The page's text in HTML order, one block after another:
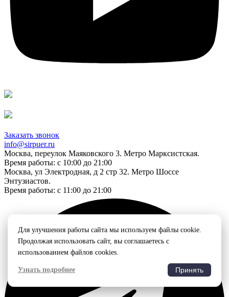
Заказать звонок
info@sirpuer.ru
Москва, переулок Маяковского 3. Метро Марксистская.
Время работы: с 10:00 до 21:00
Москва, ул Электродная, д 2 стр 32. Метро Шоссе
Энтузиастов.
Время работы: с 11:00 до 21:00
Для улучшения работы сайта мы используем файлы cookie.
Продолжая использовать сайт, вы соглашаетесь с
использованием файлов cookies.
Узнать подробнее Принять